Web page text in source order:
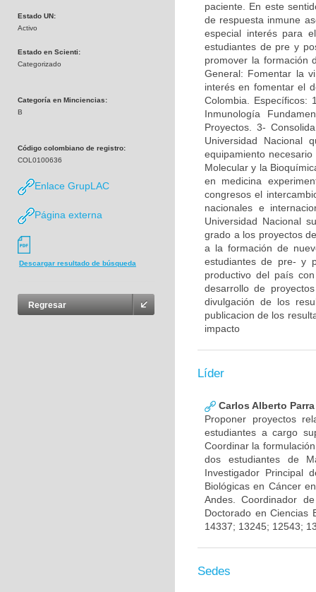
Estado UN:
Activo
Estado en Scienti:
Categorizado
Categoría en Minciencias:
B
Código colombiano de registro:
COL0100636
Enlace GrupLAC
Página externa
Descargar resultado de búsqueda
Regresar
paciente. En este
de respuesta inmune
especial interés para
estudiantes de pre y
promover la formación
General: Fomentar la
interés en fomentar el
Colombia. Específicos:
Inmunología
Proyectos. 3-
Universidad
equipamiento
Molecular y la
en medicina
congresos el
nacionales e
Universidad Nacional
grado a los proyectos
a la formación de
estudiantes de pre- y
productivo del país
desarrollo de
divulgación de los
publicacion de los
impacto
Líder
Carlos Alberto
Proponer proyectos
estudiantes a cargo
Coordinar la
dos estudiantes de
Investigador Principal
Biológicas en Cáncer
Andes. Coordinador
Doctorado en Ciencias
14337; 13245; 12543;
Sedes